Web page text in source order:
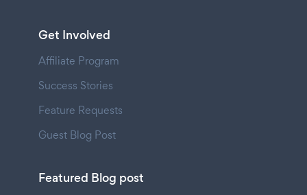
Get Involved
Affiliate Program
Success Stories
Feature Requests
Guest Blog Post
Featured Blog post